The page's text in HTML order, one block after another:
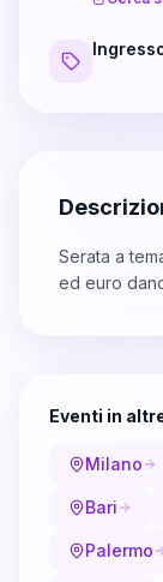
Serata a
ed euro
Eventi in
Milano
Bari
Palermo